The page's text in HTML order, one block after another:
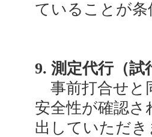
ていることが
9. 測定代行（
事前打合せと
安全性が確認
出していただき